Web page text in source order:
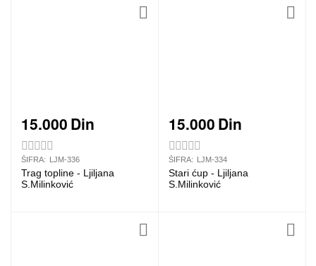
15.000 Din
ŠIFRA: LJM-336
Trag topline - Ljiljana
S.Milinković
15.000 Din
ŠIFRA: LJM-334
Stari ćup - Ljiljana
S.Milinković